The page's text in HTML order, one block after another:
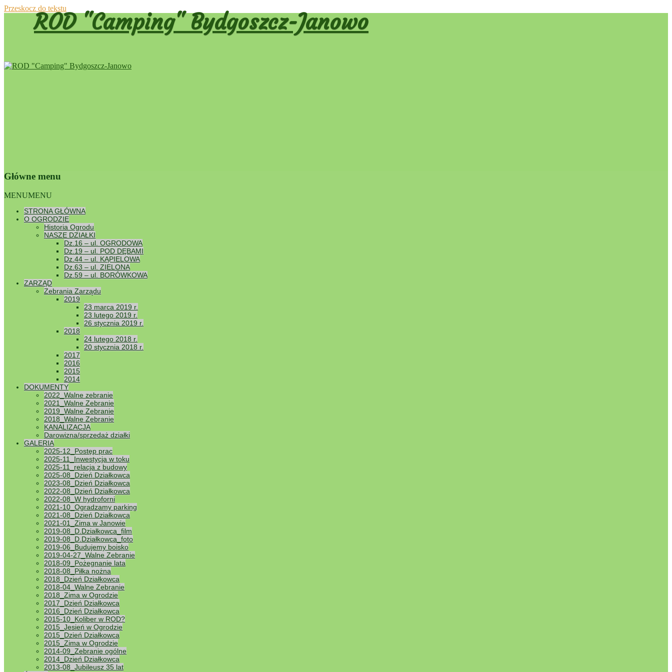
Przeskocz do tekstu
ROD "Camping" Bydgoszcz-Janowo
Główne menu
MENUMENU
STRONA GŁÓWNA
O OGRODZIE
Historia Ogrodu
NASZE DZIAŁKI
Dz.16 – ul. OGRODOWA
Dz.19 – ul. POD DĘBAMI
Dz.44 – ul. KĄPIELOWA
Dz.63 – ul. ZIELONA
Dz.59 – ul. BORÓWKOWA
ZARZĄD
Zebrania Zarządu
2019
23 marca 2019 r.
23 lutego 2019 r.
26 stycznia 2019 r.
2018
24 lutego 2018 r.
20 stycznia 2018 r.
2017
2016
2015
2014
DOKUMENTY
2022_Walne zebranie
2021_Walne Zebranie
2019_Walne Zebranie
2018_Walne Zebranie
KANALIZACJA
Darowizna/sprzedaż działki
GALERIA
2025-12_Postęp prac
2025-11_Inwestycja w toku
2025-11_relacja z budowy
2025-08_Dzień Działkowca
2023-08_Dzień Działkowca
2022-08_Dzień Działkowca
2022-08_W hydroforni
2021-10_Ogradzamy parking
2021-08_Dzień Działkowca
2021-01_Zima w Janowie
2019-08_D.Działkowca_film
2019-08_D.Działkowca_foto
2019-06_Budujemy boisko
2019-04-27_Walne Zebranie
2018-09_Pożegnanie lata
2018-08_Piłka nożna
2018_Dzień Działkowca
2018-04_Walne Zebranie
2018_Zima w Ogrodzie
2017_Dzień Działkowca
2016_Dzień Działkowca
2015-10_Koliber w ROD?
2015_Jesień w Ogrodzie
2015_Dzień Działkowca
2015_Zima w Ogrodzie
2014-09_Zebranie ogólne
2014_Dzień Działkowca
2013-08_Jubileusz 35 lat